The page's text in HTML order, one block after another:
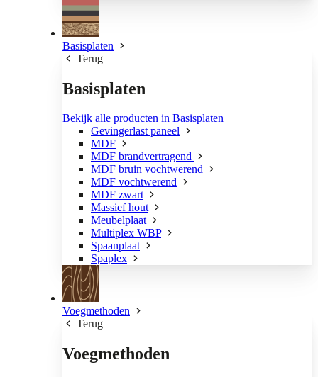
Basisplaten
Terug
Basisplaten
Bekijk alle producten in Basisplaten
Gevingerlast paneel
MDF
MDF brandvertragend
MDF bruin vochtwerend
MDF vochtwerend
MDF zwart
Massief hout
Meubelplaat
Multiplex WBP
Spaanplaat
Spaplex
Voegmethoden
Terug
Voegmethoden